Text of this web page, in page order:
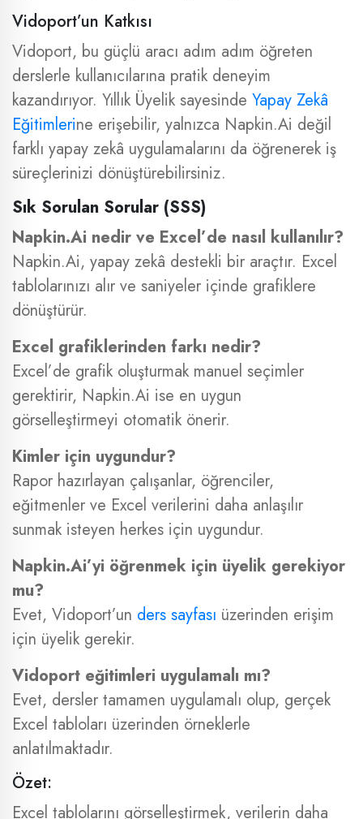
Vidoport’un Katkısı
Vidoport, bu güçlü aracı adım adım öğreten
derslerle kullanıcılarına pratik deneyim
kazandırıyor. Yıllık Üyelik sayesinde Yapay Zekâ
Eğitimlerine erişebilir, yalnızca Napkin.Ai değil
farklı yapay zekâ uygulamalarını da öğrenerek iş
süreçlerinizi dönüştürebilirsiniz.
Sık Sorulan Sorular (SSS)
Napkin.Ai nedir ve Excel’de nasıl kullanılır?
Napkin.Ai, yapay zekâ destekli bir araçtır. Excel
tablolarınızı alır ve saniyeler içinde grafiklere
dönüştürür.
Excel grafiklerinden farkı nedir?
Excel’de grafik oluşturmak manuel seçimler
gerektirir, Napkin.Ai ise en uygun
görselleştirmeyi otomatik önerir.
Kimler için uygundur?
Rapor hazırlayan çalışanlar, öğrenciler,
eğitmenler ve Excel verilerini daha anlaşılır
sunmak isteyen herkes için uygundur.
Napkin.Ai’yi öğrenmek için üyelik gerekiyor
mu?
Evet, Vidoport’un ders sayfası üzerinden erişim
için üyelik gerekir.
Vidoport eğitimleri uygulamalı mı?
Evet, dersler tamamen uygulamalı olup, gerçek
Excel tabloları üzerinden örneklerle
anlatılmaktadır.
Özet:
Excel tablolarını görselleştirmek, verilerin daha